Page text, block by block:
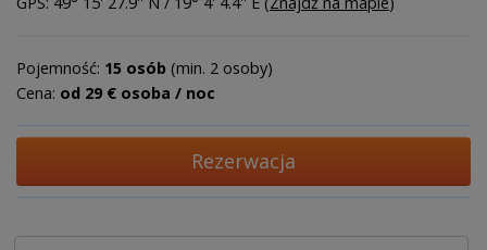
Pojemność: 15 osób (min. 2 osoby)
Cena: od 29 € osoba / noc
Rezerwacja